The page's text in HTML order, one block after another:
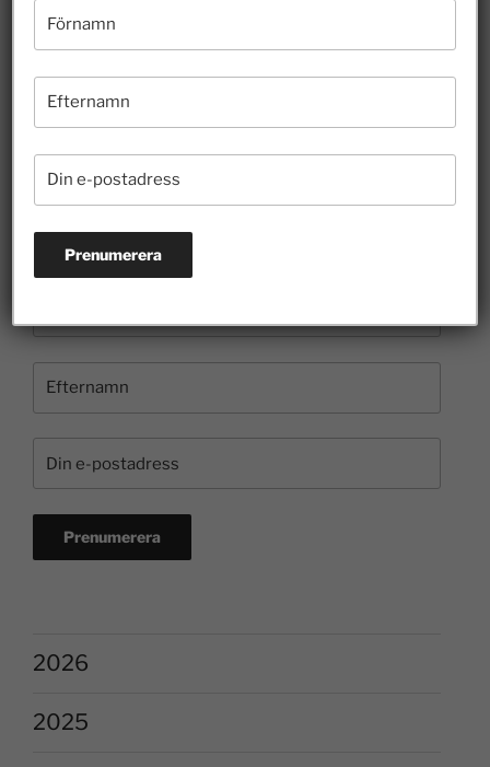
Hur länge ska felaktigheter få styra skoldebatten?
10 juli 2026
Borgvik illustrerar hur entreprenörer bidrar till
kulturen
3 juli 2026
Prenumerera på nyhetsbrevet
2026
2025